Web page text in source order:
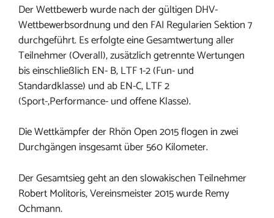
Der Wettbewerb wurde nach der gültigen DHV-
Wettbewerbsordnung und den FAI Regularien Sektion 7
durchgeführt. Es erfolgte eine Gesamtwertung aller
Teilnehmer (Overall), zusätzlich getrennte Wertungen
bis einschließlich EN- B, LTF 1-2 (Fun- und
Standardklasse) und ab EN-C, LTF 2
(Sport-,Performance- und offene Klasse).
Die Wettkämpfer der Rhön Open 2015 flogen in zwei
Durchgängen insgesamt über 560 Kilometer.
Der Gesamtsieg geht an den slowakischen Teilnehmer
Robert Molitoris, Vereinsmeister 2015 wurde Remy
Ochmann.